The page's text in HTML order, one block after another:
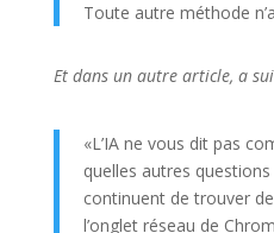
Toute autre méthode
Et dans un autre article, a
«L’IA ne vous dit pas
quelles autres
continuent de trouver
l’onglet réseau de